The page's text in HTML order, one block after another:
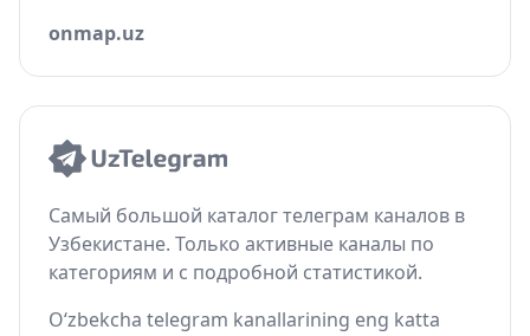
onmap.uz
Самый большой каталог телеграм каналов в
Узбекистане. Только активные каналы по
категориям и с подробной статистикой.
O‘zbekcha telegram kanallarining eng katta